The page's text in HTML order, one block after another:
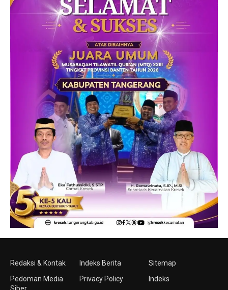
Redaksi & Kontak
Pedoman Media
Indeks Berita
Privacy Policy
Sitemap
Indeks